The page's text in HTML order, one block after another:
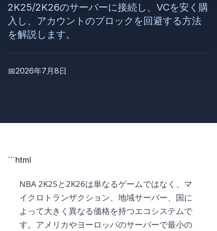
2K25/2K26のサーバーに接続し、VCを安く購
入し、アカウントのブロックを回避する方法
を解説します。
📅2026年7月8日
```html
NBA 2K25と2K26は単なるゲームではなく、マ
イクロトランザクション、地域サーバー、国に
よって大きく異なる価格を持つエコシステムで
す。アメリカやヨーロッパのサーバーで最小の